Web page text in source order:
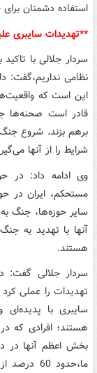
استفاده دشمنان
**تهدیدات سایبری
سردار جلالی با
نظامی نداریم،گفت:
این است که
قادر است صحنه‌ها
برهم بزند. شروع
شرایط را از آنها
وی ادامه داد: در
مستحکم، ایران در
سایر حوزه‌ها، جنگ
آنها با تهدید به
هستند.
سردار جلالی گفت:
تهدیدات را عملی
سایبری با
هستند؛ افرادی که
بخش اعظم آنها در
ما،حدود